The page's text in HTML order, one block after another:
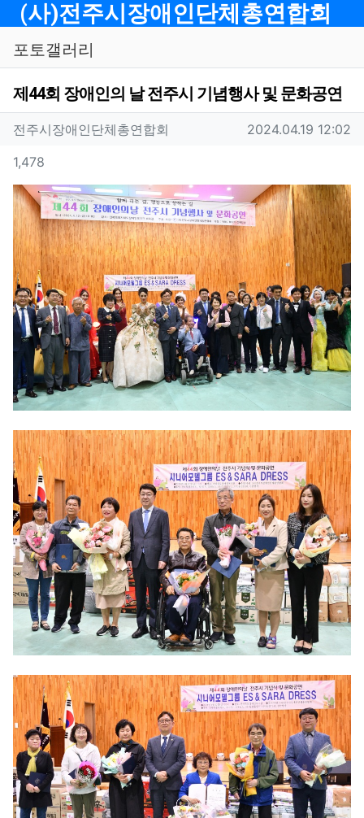
메뉴
(사)전주시장애인단체총연합회
포토갤러리
제44회 장애인의 날 전주시 기념행사 및 문화공연
작성자 정보
전주시장애인단체총연합회 작성일
2024.04.19 12:02
컨텐츠 정보
1,478
본문